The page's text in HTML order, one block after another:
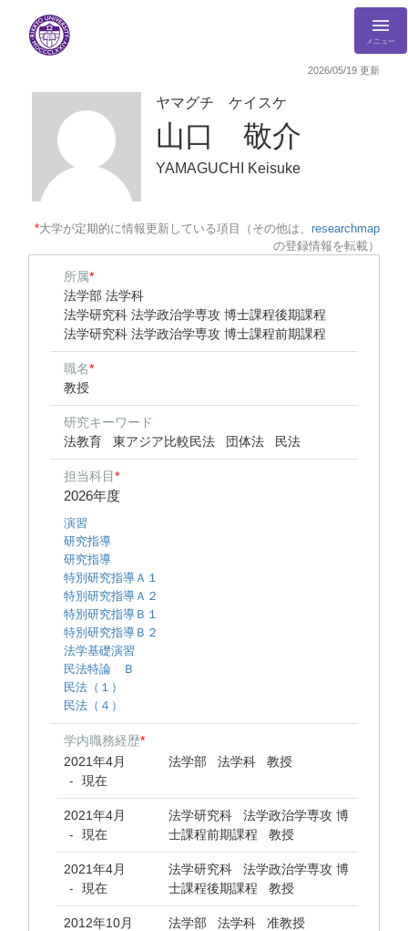
メニュー
2026/05/19 更新
ヤマグチ ケイスケ
山口 敬介
YAMAGUCHI Keisuke
*大学が定期的に情報更新している項目（その他は、 researchmap
の登録情報を転載）
所属*
法学部 法学科
法学研究科 法学政治学専攻 博士課程後期課程
法学研究科 法学政治学専攻 博士課程前期課程
職名*
教授
研究キーワード
法教育
東アジア比較民法 団体法 民法
担当科目*
2026年度
演習
研究指導
研究指導
特別研究指導Ａ１
特別研究指導Ａ２
特別研究指導Ｂ１
特別研究指導Ｂ２
法学基礎演習
民法特論 Ｂ
民法（１）
民法（４）
学内職務経歴*
2021年4月
- 現在
法学部 法学科 教授
2021年4月
- 現在
法学研究科 法学政治学専攻 博
士課程前期課程 教授
2021年4月
- 現在
法学研究科 法学政治学専攻 博
士課程後期課程 教授
2012年10月 法学部 法学科 准教授